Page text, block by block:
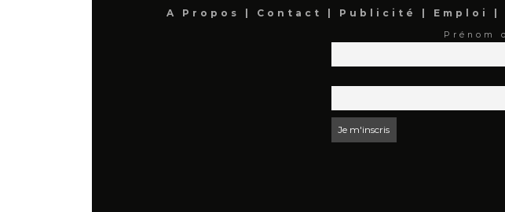
A Propos Contact Publicité Emploi
Prénom